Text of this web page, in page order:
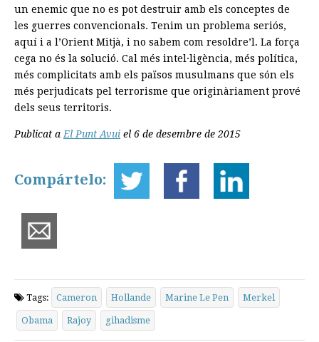
un enemic que no es pot destruir amb els conceptes de
les guerres convencionals. Tenim un problema seriós,
aquí i a l’Orient Mitjà, i no sabem com resoldre’l. La força
cega no és la solució. Cal més intel·ligència, més política,
més complicitats amb els països musulmans que són els
més perjudicats pel terrorisme que originàriament prové
dels seus territoris.
Publicat aEl Punt Avui el 6 de desembre de 2015
Compártelo:
Tags: Cameron Hollande Marine Le Pen Merkel
Obama Rajoy gihadisme